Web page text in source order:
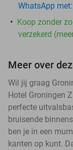
WhatsApp
Koop zonder
verzekerd
Meer over
Wil jij graag
Hotel Groningen
perfecte
bruisende
ben je in een
kanten op kunt.